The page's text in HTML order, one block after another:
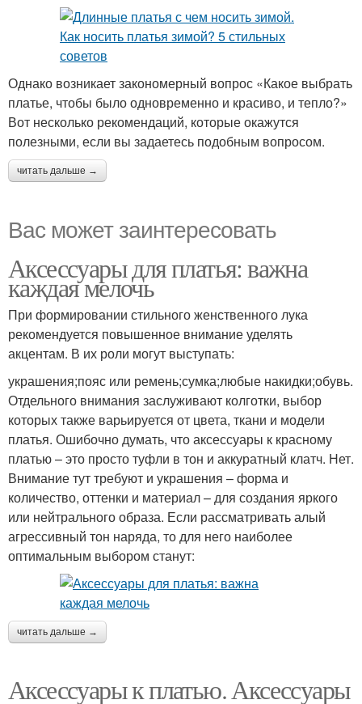
Однако возникает закономерный вопрос «Какое выбрать
платье, чтобы было одновременно и красиво, и тепло?»
Вот несколько рекомендаций, которые окажутся
полезными, если вы задаетесь подобным вопросом.
читать дальше →
Вас может заинтересовать
Аксессуары для платья: важна
каждая мелочь
При формировании стильного женственного лука
рекомендуется повышенное внимание уделять
акцентам. В их роли могут выступать:
украшения;пояс или ремень;сумка;любые накидки;обувь.
Отдельного внимания заслуживают колготки, выбор
которых также варьируется от цвета, ткани и модели
платья. Ошибочно думать, что аксессуары к красному
платью – это просто туфли в тон и аккуратный клатч. Нет.
Внимание тут требуют и украшения – форма и
количество, оттенки и материал – для создания яркого
или нейтрального образа. Если рассматривать алый
агрессивный тон наряда, то для него наиболее
оптимальным выбором станут:
читать дальше →
Аксессуары к платью. Аксессуары